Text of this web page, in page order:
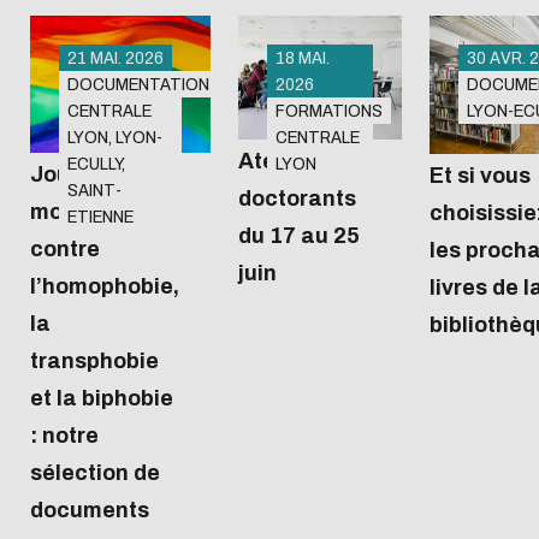
21 MAI. 2026
DOCUMENTATION
CENTRALE
LYON, LYON-
ECULLY,
SAINT-
ETIENNE
Dans le
prolongement
de la Journée
l’homophobie,
Journée
mondiale
contre
l’homophobie,
la
transphobie
et la biphobie
: notre
sélection de
documents
18 MAI.
2026
FORMATIONS
CENTRALE
LYON
Du 17 au 25
juin, la
bibliothèque
Michel
Serres
propose aux
doctorants
Ateliers
doctorants
du 17 au 25
juin
30 AVR.
LYON-
Et si vous
les
livres de